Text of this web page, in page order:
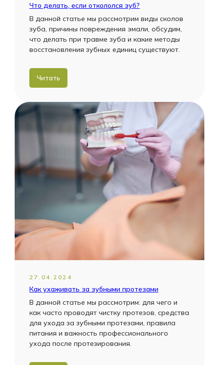
Что делать, если откололся зуб?
В данной статье мы рассмотрим виды сколов
зуба, причины повреждения эмали, обсудим,
что делать при травме зуба и какие методы
восстановления зубных единиц существуют.
Читать
27.04.2024
Как ухаживать за зубными протезами
В данной статье мы рассмотрим: для чего и
как часто проводят чистку протезов, средства
для ухода за зубными протезами, правила
питания и важность профессионального
ухода после протезирования.